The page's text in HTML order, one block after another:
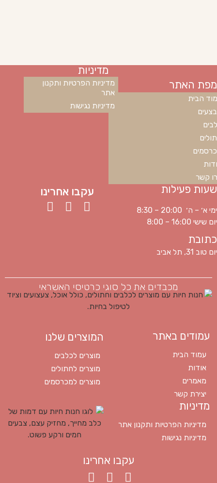
מפת האתר
הבית
קשר
מדיניות
מדיניות הפרטיות ותקנון
אתר
מדיניות נגישות
שעות פעילות
ימי א׳ – ה׳ 20:00 – 8:30
יום שישי 16:00 – 8:00
כתובת
יום טוב 31, תל אביב
עקבו אחרינו
מכבדים את כל סוגי כרטיסי האשראי
עמודים באתר
עמוד הבית
אודות
מאמרים
יצירת קשר
המוצרים שלנו
מוצרים לכלבים
מוצרים לחתולים
מוצרים למכרסמים
מדיניות
מדיניות הפרטיות ותקנון אתר
מדיניות נגישות
עקבו אחרינו